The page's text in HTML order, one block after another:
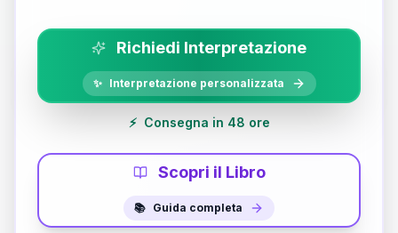
Richiedi Interpretazione
✨ Interpretazione personalizzata
⚡ Consegna in 48 ore
Scopri il Libro
📚 Guida completa